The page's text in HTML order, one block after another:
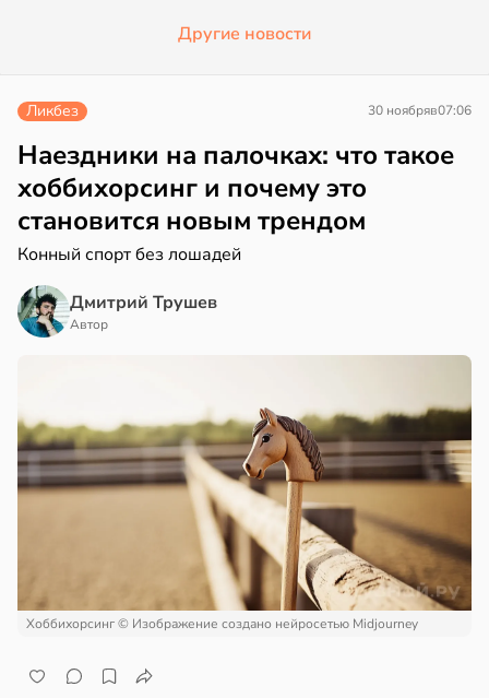
Другие новости
Ликбез 30 ноябряв07:06
Наездники на палочках: что такое
хоббихорсинг и почему это
становится новым трендом
Конный спорт без лошадей
Дмитрий Трушев
Автор
Хоббихорсинг© Изображение создано нейросетью Midjourney